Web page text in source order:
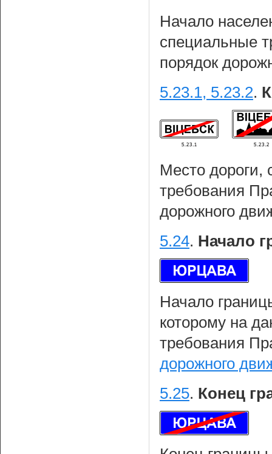
Начало
специальные
порядок
5.23.1, 5.23.2.
Место дороги,
требования
дорожного
5.24. Начало
Начало
которому на
требования
дорожного
5.25. Конец